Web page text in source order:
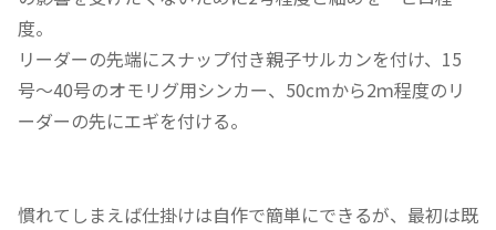
度。
リーダーの先端にスナップ付き親子サルカンを付け、15
号～40号のオモリグ用シンカー、50cmから2ｍ程度のリ
ーダーの先にエギを付ける。
慣れてしまえば仕掛けは自作で簡単にできるが、最初は既